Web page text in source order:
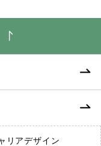
リアデザイン